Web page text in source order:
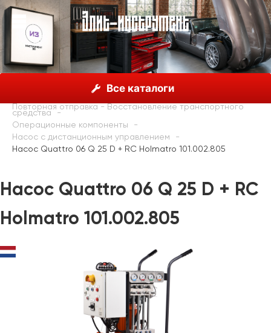
Все каталоги
Holmatro, Нидерланды
Гидравлические решения
Повторная отправка - Восстановление транспортного
средства
Операционные компоненты
Насос с дистанционным управлением
Насос Quattro 06 Q 25 D + RC Holmatro 101.002.805
Насос Quattro 06 Q 25 D + RC
Holmatro 101.002.805